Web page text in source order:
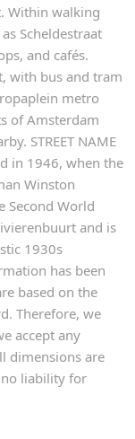
Within walking
Scheldestraat
and cafés.
with bus and tram
metro
of Amsterdam
STREET NAME
in 1946, when the
Winston
Second World
and is
1930s
has been
based on the
Therefore, we
accept any
dimensions are
no liability for